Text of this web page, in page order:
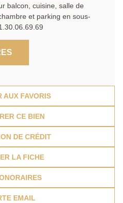
balcon, cuisine, salle de
et parking en sous-
AUX FAVORIS
CE BIEN
DE CRÉDIT
LA FICHE
EMAIL